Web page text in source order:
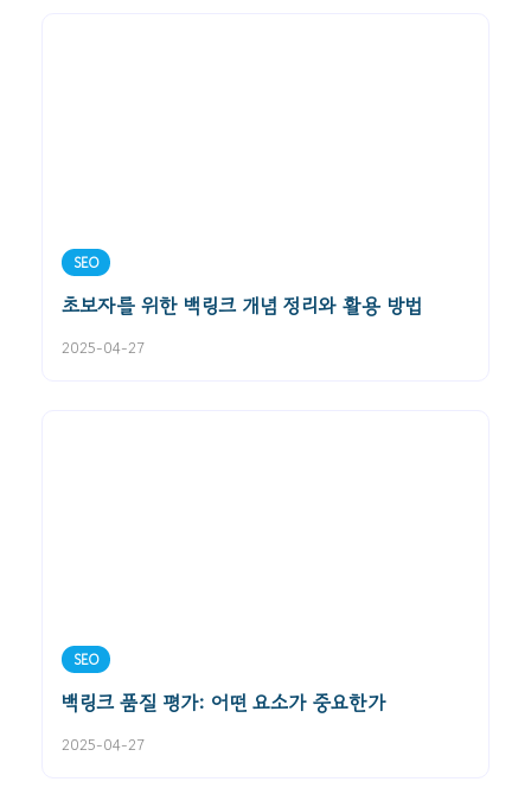
SEO
초보자를 위한 백링크 개념 정리와 활용 방법
2025-04-27
SEO
백링크 품질 평가: 어떤 요소가 중요한가
2025-04-27